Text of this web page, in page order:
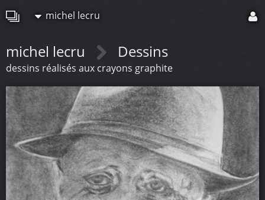
michel lecru
michel lecru Dessins
dessins réalisés aux crayons graphite